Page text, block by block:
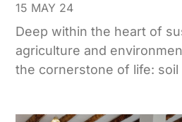
15 MAY 24
Deep within the heart of
agriculture and
the cornerstone of life: